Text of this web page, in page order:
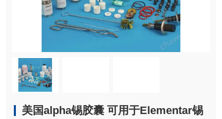
美国alpha锡胶囊 可用于Elementar锡